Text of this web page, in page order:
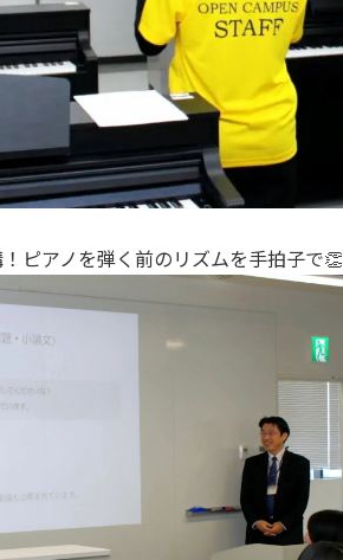
ピアノを弾く前のリズムを手拍子で👏